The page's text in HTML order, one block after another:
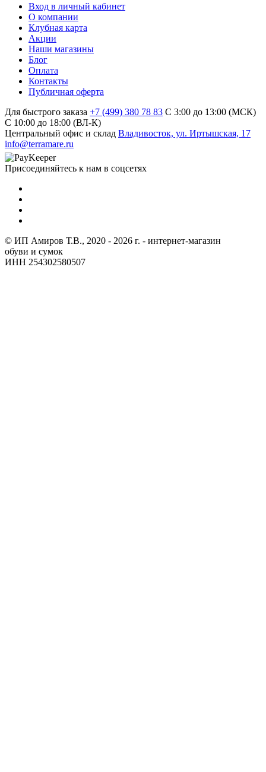
Вход в личный кабинет
О компании
Клубная карта
Акции
Наши магазины
Блог
Оплата
Контакты
Публичная оферта
Для быстрого заказа +7 (499) 380 78 83 С 3:00 до 13:00 (МСК)
C 10:00 до 18:00 (ВЛ-К)
Центральный офис и склад Владивосток, ул. Иртышская, 17
info@terramare.ru
Присоединяйтесь к нам в соцсетях
© ИП Амиров Т.В., 2020 - 2026 г. - интернет-магазин
обуви и сумок
ИНН 254302580507